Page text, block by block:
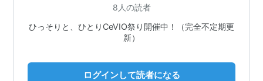
8人の読者
ひっそりと、ひとりCeVIO祭り開催中！（完全不定期更
新）
ログインして読者になる